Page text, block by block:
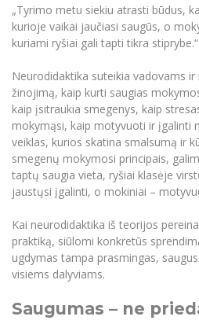
„Tyrimo metu siekiu atrasti būdus,
kurioje vaikai jaučiasi saugūs, o
kuriami ryšiai gali tapti tikra stiprybe.“
Neurodidaktika suteikia vadovams
žinojimą, kaip kurti saugias
kaip įsitraukia smegenys, kaip
mokymąsi, kaip motyvuoti ir įgalinti
veiklas, kurios skatina smalsumą ir
smegenų mokymosi principais,
taptų saugia vieta, ryšiai klasėje
jaustųsi įgalinti, o mokiniai –
Kai neurodidaktika iš teorijos
praktiką, siūlomi konkretūs
ugdymas tampa prasmingas,
visiems dalyviams.
Saugumas – ne